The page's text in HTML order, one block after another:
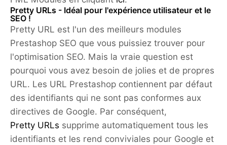
Pretty URLs - Idéal pour l'expérience utilisateur et le
SEO !
Pretty URL est l'un des meilleurs modules
Prestashop SEO que vous puissiez trouver pour
l'optimisation SEO. Mais la vraie question est
pourquoi vous avez besoin de jolies et de propres
URL. Les URL Prestashop contiennent par défaut
des identifiants qui ne sont pas conformes aux
directives de Google. Par conséquent,
Pretty URLs supprime automatiquement tous les
identifiants et les rend conviviales pour Google et